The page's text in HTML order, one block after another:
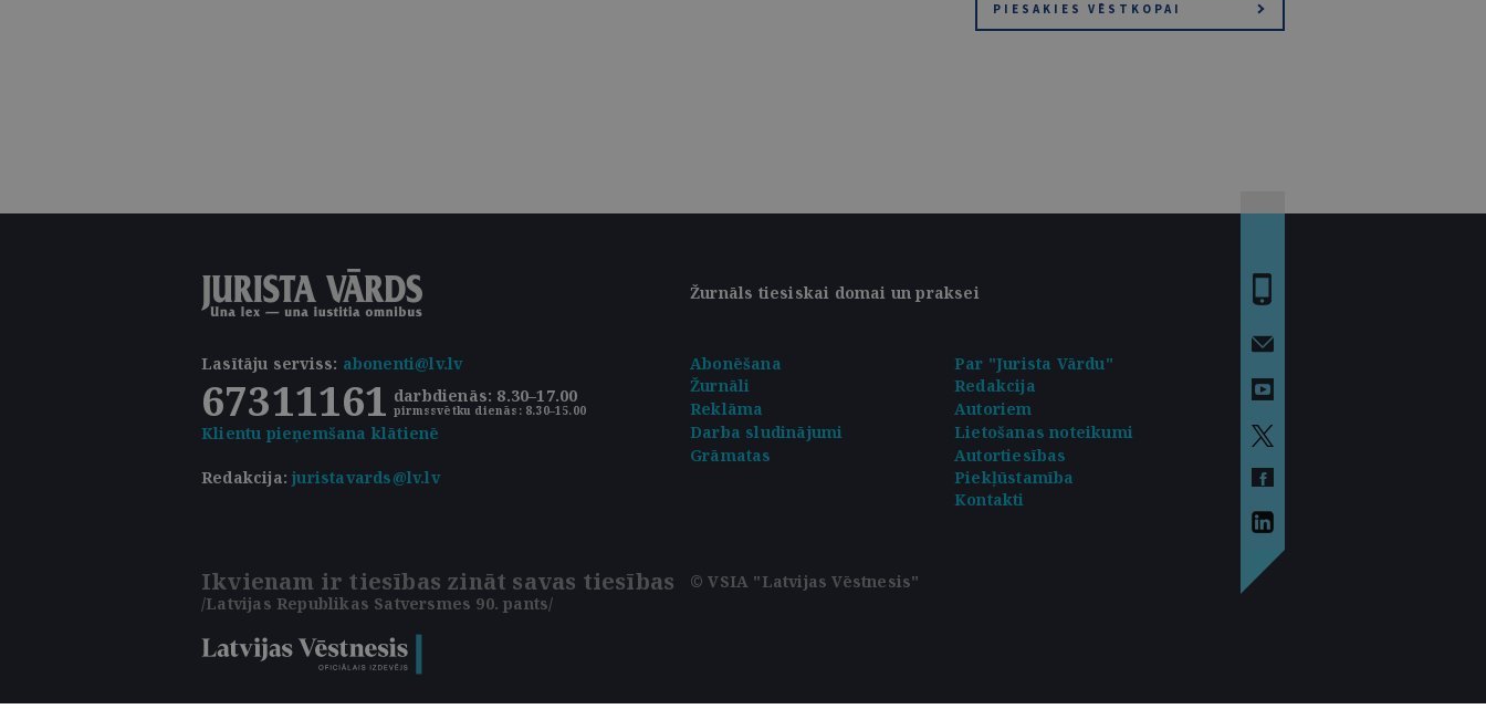
PIESAKIES VĒSTKOPAI
Žurnāls tiesiskai domai un praksei
Lasītāju serviss: abonenti@lv.lv
67311161 darbdienās: 8.30–17.00
pirmssvētku dienās: 8.30–15.00
Klientu pieņemšana klātienē
Abonēšana
Par "Jurista Vārdu"
Žurnāli
Redakcija
Reklāma
Autoriem
Darba sludinājumi
Lietošanas noteikumi
Redakcija:juristavards@lv.lv
Grāmatas
Autortiesības
Piekļūstamība
Kontakti
Ikvienam ir tiesības zināt savas tiesības
/Latvijas Republikas Satversmes 90. pants/
© VSIA "Latvijas Vēstnesis"